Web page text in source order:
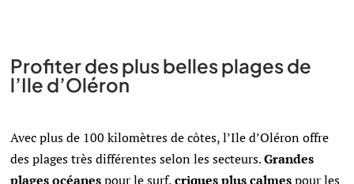
Profiter des plus belles plages de
l’Ile d’Oléron
Avec plus de 100 kilomètres de côtes, l’Ile d’Oléron offre
des plages très différentes selon les secteurs.Grandes
plages océanespour le surf,criques plus calmespour les